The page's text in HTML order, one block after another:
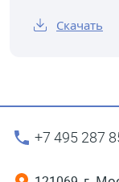
Скачать
+7 495 287